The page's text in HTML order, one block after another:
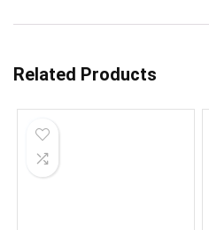
Related Products